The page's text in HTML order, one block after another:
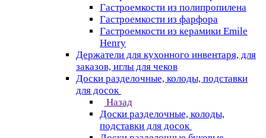
Гастроемкости из полипропилена
Гастроемкости из фарфора
Гастроемкости из керамики Emile
Henry
Держатели для кухонного инвентаря, для
заказов, иглы для чеков
Доски разделочные, колоды, подставки
для досок
Назад
Доски разделочные, колоды,
подставки для досок